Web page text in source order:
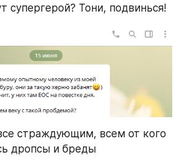
супергерой? Тони, подвинься!
страждующим, всем от кого
дропсы и бреды